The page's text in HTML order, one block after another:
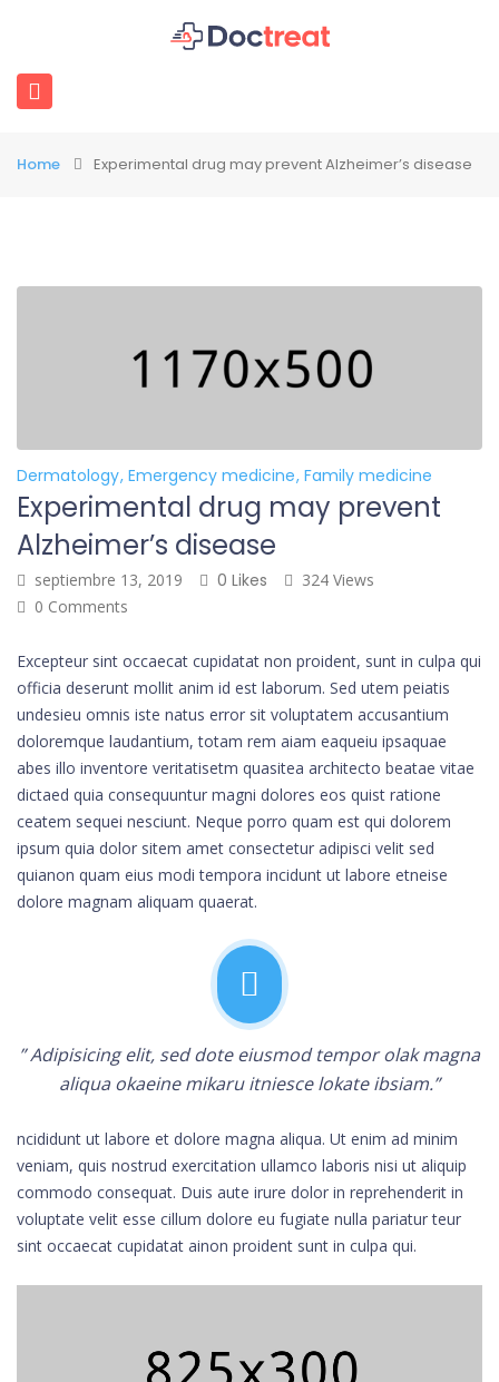
Home Experimental drug may prevent Alzheimer’s disease
Dermatology Emergency medicine Family medicine
Experimental drug may prevent
Alzheimer’s disease
septiembre 13, 2019 0 Likes
324 Views
0 Comments
Excepteur sint occaecat cupidatat non proident, sunt in culpa qui
officia deserunt mollit anim id est laborum. Sed utem peiatis
undesieu omnis iste natus error sit voluptatem accusantium
doloremque laudantium, totam rem aiam eaqueiu ipsaquae
abes illo inventore veritatisetm quasitea architecto beatae vitae
dictaed quia consequuntur magni dolores eos quist ratione
ceatem sequei nesciunt. Neque porro quam est qui dolorem
ipsum quia dolor sitem amet consectetur adipisci velit sed
quianon quam eius modi tempora incidunt ut labore etneise
dolore magnam aliquam quaerat.
” Adipisicing elit, sed dote eiusmod tempor olak magna
aliqua okaeine mikaru itniesce lokate ibsiam.”
ncididunt ut labore et dolore magna aliqua. Ut enim ad minim
veniam, quis nostrud exercitation ullamco laboris nisi ut aliquip
commodo consequat. Duis aute irure dolor in reprehenderit in
voluptate velit esse cillum dolore eu fugiate nulla pariatur teur
sint occaecat cupidatat ainon proident sunt in culpa qui.